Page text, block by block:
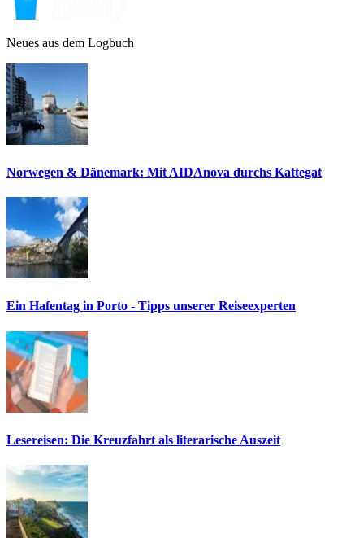
Neues aus dem Logbuch
Norwegen & Dänemark: Mit AIDAnova durchs Kattegat
Ein Hafentag in Porto - Tipps unserer Reiseexperten
Lesereisen: Die Kreuzfahrt als literarische Auszeit